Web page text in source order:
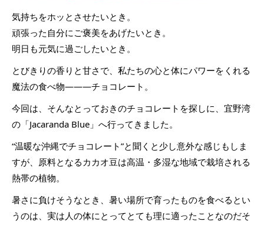
気持ちをホッとさせたいとき。
頑張った自分にご褒美をあげたいとき。
明日も元気に過ごしたいとき。
とびきりの香りと甘さで、私たちの心と体にパワーをくれる
魔法の食べ物―――チョコレート。
今回は、そんなとっておきのチョコレートを探しに、宜野湾
の「Jacaranda Blue」へ行ってきました。
“温暖な沖縄でチョコレート”と聞くと少し意外な感じもしま
すが、原料となるカカオ豆は高温・多湿な地域で栽培される
熱帯の植物。
暑さに負けそうなとき、暑い場所で育ったものを食べるとい
うのは、実は人の体にとってとても理に適ったことなのだそ